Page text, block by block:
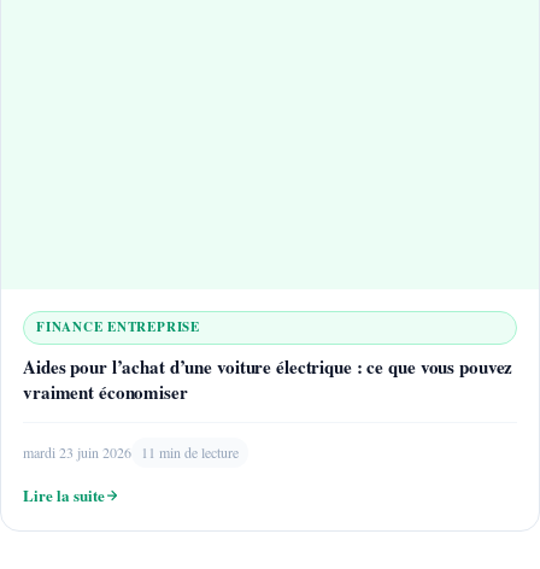
FINANCE ENTREPRISE
Aides pour l’achat d’une voiture électrique : ce que vous pouvez
vraiment économiser
mardi 23 juin 2026 11 min de lecture
Lire la suite